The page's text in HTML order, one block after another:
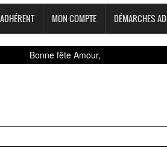
MON COMPTE DÉMARCHES
Bonne fête Amour,